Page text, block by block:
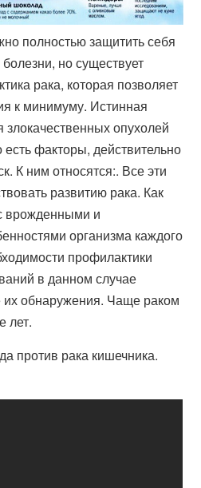
полностью защитить себя
но существует
рака, которая позволяет
к минимуму. Истинная
злокачественных опухолей
факторы, действительно
К ним относятся:. Все эти
развитию рака. Как
врожденными и
организма каждого
профилактики
в данном случае
их обнаружения. Чаще раком
лет.
против рака кишечника.